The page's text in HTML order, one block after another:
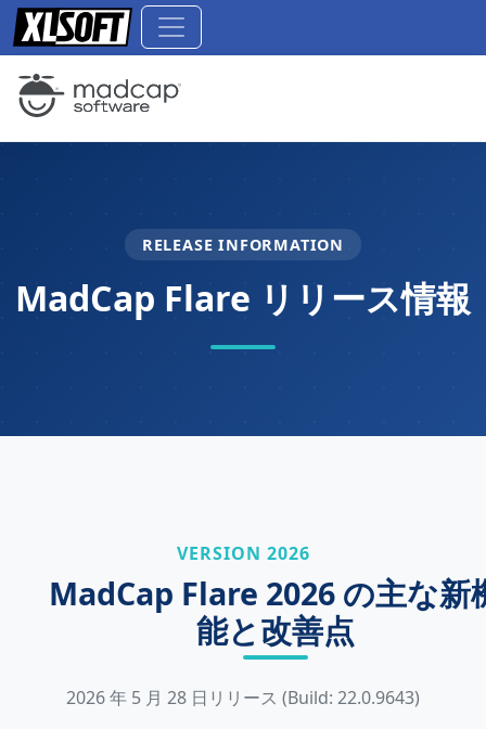
RELEASE INFORMATION
MadCap Flare リリース情報
VERSION 2026
MadCap Flare 2026 の主な新
能と改善点
2026 年 5 月 28 日リリース (Build: 22.0.9643)